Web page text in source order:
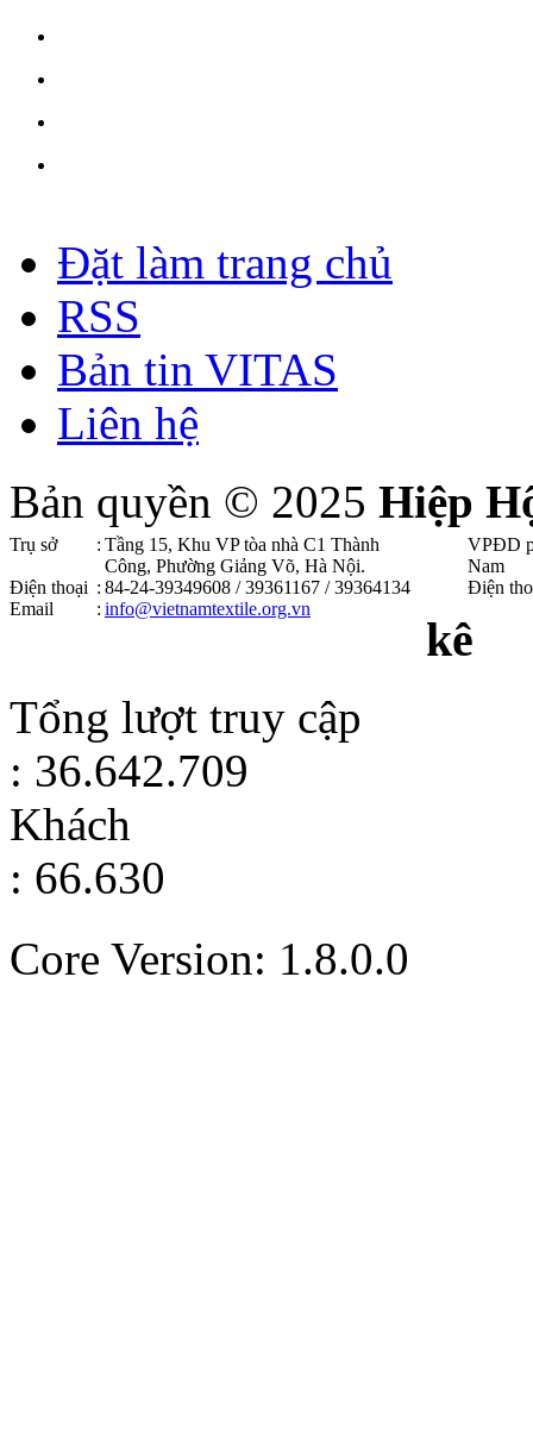
Đặt làm trang chủ
RSS
Bản tin VITAS
Liên hệ
Bản quyền © 2025 Hiệp
Trụ sở : Tầng 15, Khu VP tòa nhà C1 Thành
Công, Phường Giảng Võ, Hà Nội .
Điện thoại : 84-24-39349608 / 39361167 / 39364134
Email
: info@vietnamtextile.org.vn
VPĐD
Nam
Điện
kê
Tổng lượt truy cập
: 36.642.709
Khách
: 66.630
Core Version: 1.8.0.0